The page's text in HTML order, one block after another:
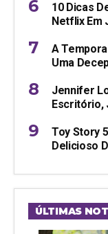
10 Dicas
Netflix Em
A
Uma
Jennifer
Escritório,
Toy Story
Delicioso
ÚLTIMAS